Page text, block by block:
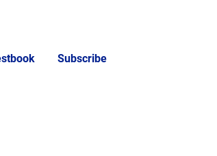
Subscribe